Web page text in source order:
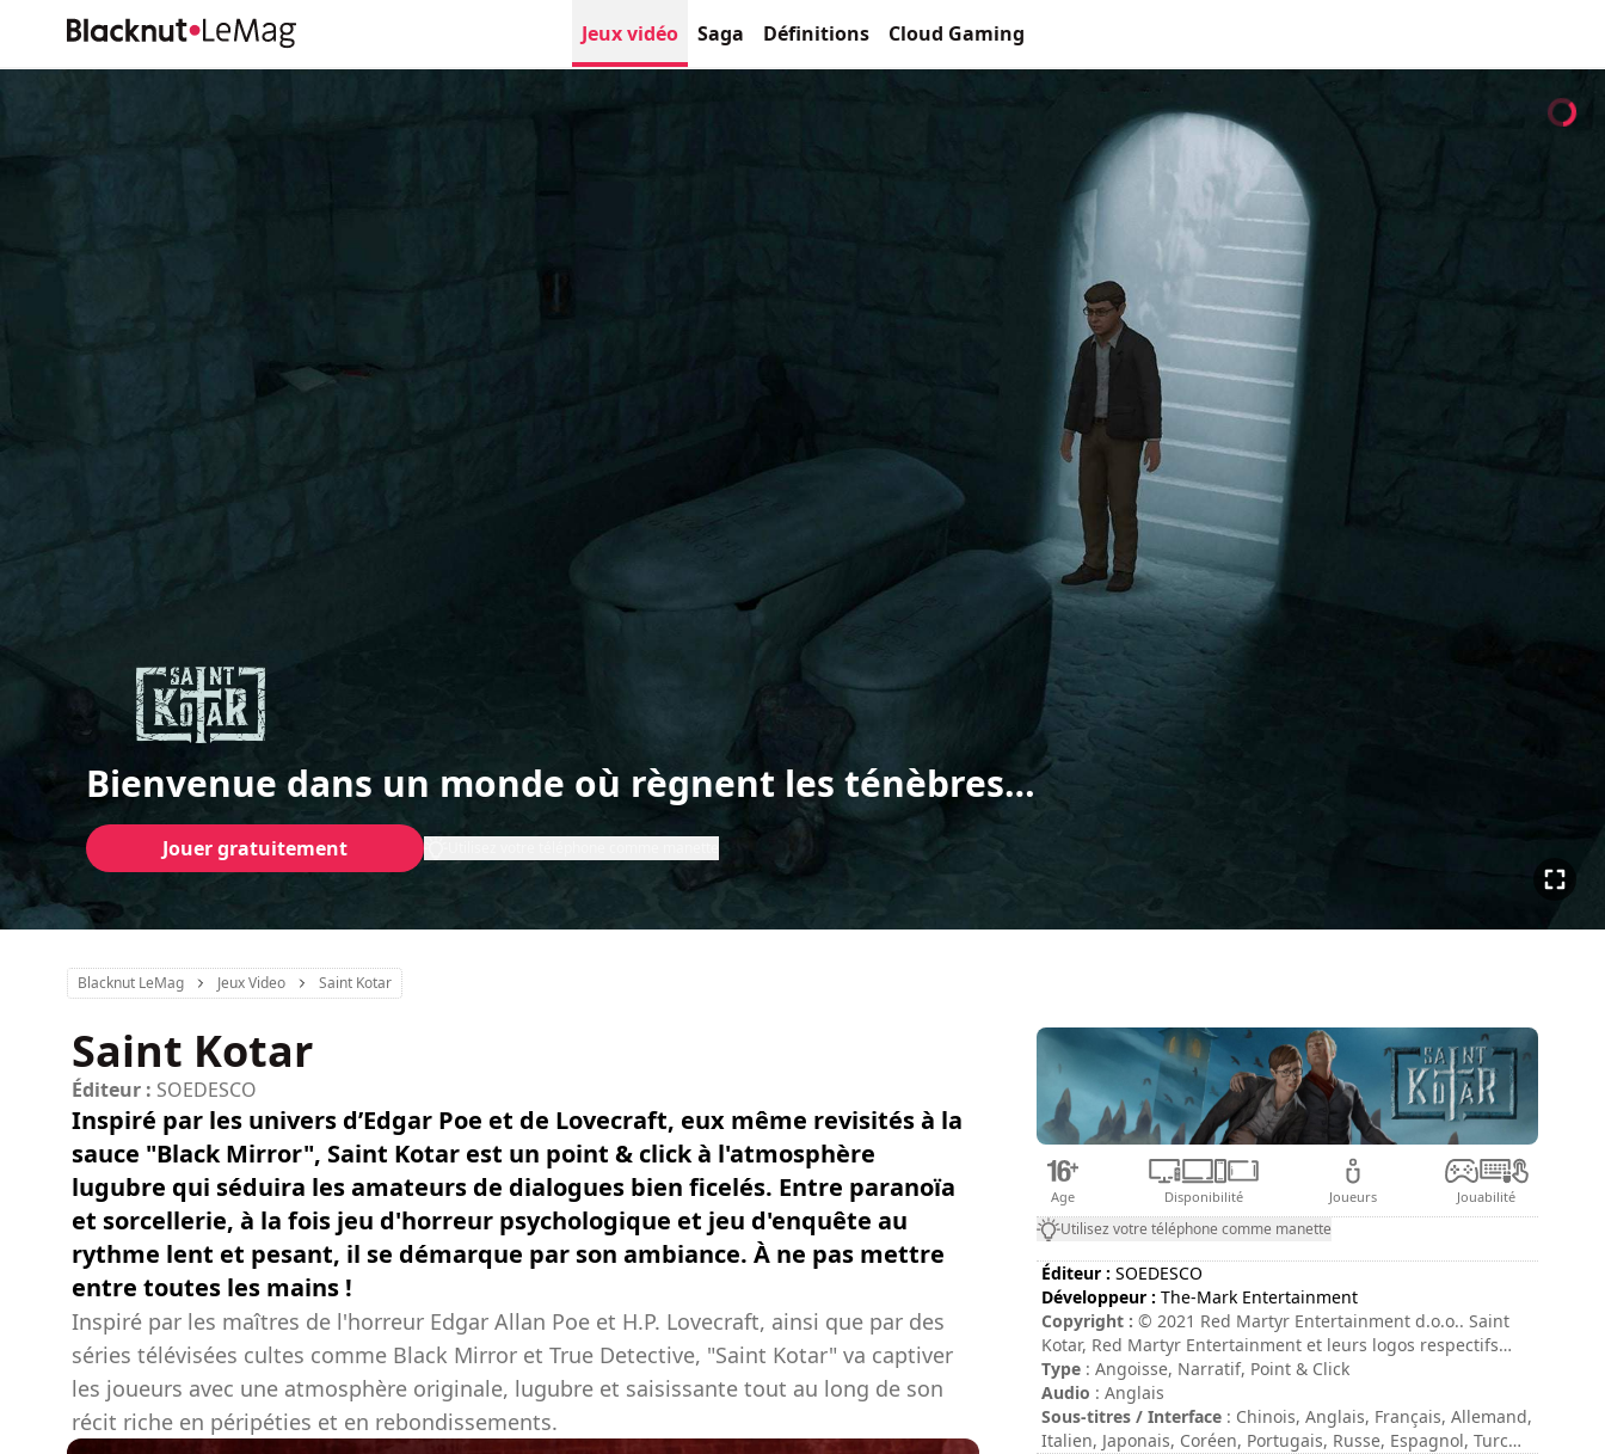
Jeux vidéo Saga Définitions Cloud Gaming
Bienvenue dans un monde où règnent les ténèbres…
Jouer gratuitement
Blacknut LeMag Jeux Video Saint Kotar
Saint Kotar
Éditeur : SOEDESCO
Inspiré par les univers d’Edgar Poe et de Lovecraft, eux même revisités à la
sauce "Black Mirror", Saint Kotar est un point & click à l'atmosphère
lugubre qui séduira les amateurs de dialogues bien ficelés. Entre paranoïa
et sorcellerie, à la fois jeu d'horreur psychologique et jeu d'enquête au
rythme lent et pesant, il se démarque par son ambiance. À ne pas mettre
entre toutes les mains !
Inspiré par les maîtres de l'horreur Edgar Allan Poe et H.P. Lovecraft, ainsi que par des
séries télévisées cultes comme Black Mirror et True Detective, "Saint Kotar" va captiver
les joueurs avec une atmosphère originale, lugubre et saisissante tout au long de son
récit riche en péripéties et en rebondissements.
Age Disponibilité Joueurs Jouabilité
Utilisez votre téléphone comme manette
Éditeur : SOEDESCO
Développeur : The-Mark Entertainment
Copyright : © 2021 Red Martyr Entertainment d.o.o.. Saint
Kotar, Red Martyr Entertainment et leurs logos respectifs
sont des marques et/ou des marques déposées de Red
Martyr Entertainment d.o.o.. Tous droits réservés.
Type : Angoisse, Narratif, Point & Click
Audio : Anglais
Sous-titres / Interface : Chinois, Anglais, Français, Allemand,
Italien, Japonais, Coréen, Portugais, Russe, Espagnol, Turc